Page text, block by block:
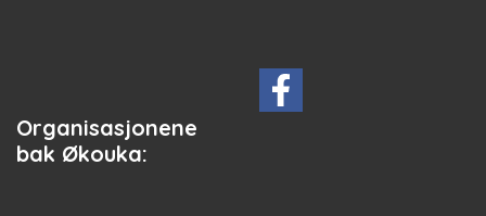
Organisasjonene
bak Økouka: